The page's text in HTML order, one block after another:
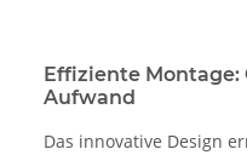
Effiziente Montage:
Aufwand
Das innovative Design